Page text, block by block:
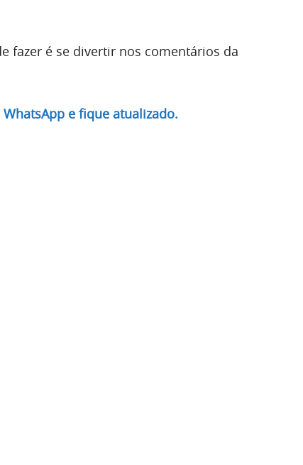
fazer é se divertir nos comentários da
e fique atualizado.